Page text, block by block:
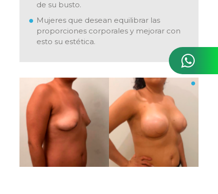
de su busto.
Mujeres que desean equilibrar las
proporciones corporales y mejorar con
esto su estética.